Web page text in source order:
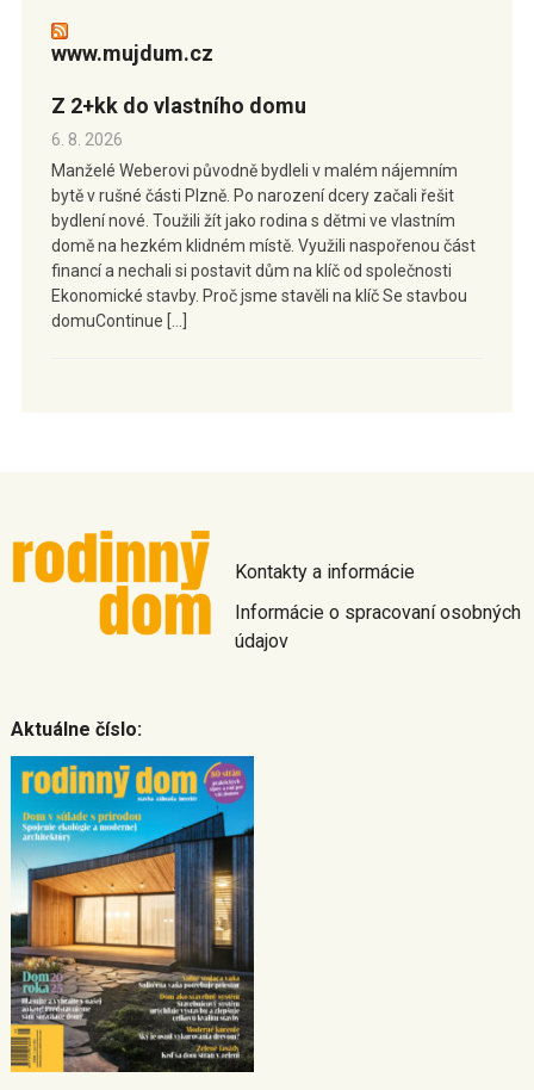
www.mujdum.cz
Z 2+kk do vlastního domu
6. 8. 2026
Manželé Weberovi původně bydleli v malém nájemním
bytě v rušné části Plzně. Po narození dcery začali řešit
bydlení nové. Toužili žít jako rodina s dětmi ve vlastním
domě na hezkém klidném místě. Využili naspořenou část
financí a nechali si postavit dům na klíč od společnosti
Ekonomické stavby. Proč jsme stavěli na klíč Se stavbou
domuContinue […]
Kontakty a informácie
Informácie o spracovaní osobných
údajov
Aktuálne číslo: